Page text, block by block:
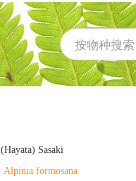
(Hayata) Sasaki
Alpinia formosana